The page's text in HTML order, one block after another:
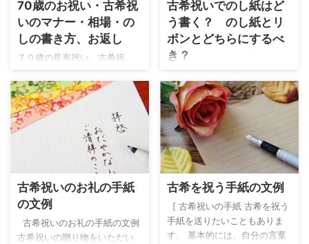
えられていた料理屋さんに行
ったら、家族や友人・知人が
古希パーティーのために大勢
まる人数が多く、遠方に住ん
でいて普段は会えない家族や
知人が参加できるとサプライ
ズ度は高くなります。 フォト
ブック 古希を迎える方の思 ...
す。 古希祝いのケーキ選びの
参考にして下さい。 古希祝い
に人気のケーキ 古希祝いに人
気のケーキは何でしょうか。
古希祝いのケーキ 古希にちな
んだケーキ5選 似顔絵ケーキ
似顔絵がケーキに描かれた似
顔絵ケーキ。 そっくりの似顔
絵に、当人も家族も思わず笑
顔に。 古 ...
70歳のお祝い・古希祝
いのマナー・相場・の
しの書き方、お返し
７０歳の長寿祝い、古希祝
い。 家族の古希祝いを行う
時、古希祝いの会に招かれた
時、知人に古希祝いを贈りた
い時など、お祝いの時期やお
祝い額の相場などいろいろと
疑問がわくでしょう。 ここで
は、古希を祝う時期、お祝い
額の相場、のしの書き方、お
返しの相場など、古希祝いの
マナーや相場について紹介し
ます。 古希祝いの相場・マナ
ー 古希をいつ祝うか 古希のお
古希祝いでのし紙はど
う書く？ のし紙とリ
ボンとどちらにするべ
き？
時、のし紙を掛けて正式なス
タイルでで贈ることもありま
す。 ここでは、古希祝いの表
書き、水引の種類、贈り主が
複数人の名入れなど、古希祝
いで使うのし紙の書き方につ
いて紹介します。 「のし」と
「のし紙」 のし紙 掛け紙 現
在、｢のし」と言うと、のし紙
のことを示して使う人が多く
なっています。 しかし、正確
古希祝いのお礼の手紙
の文例
古希祝いのお礼の手紙の文例
古希祝いの贈り物をいただい
古希を祝う手紙の文例
[ 古希祝いの手紙 古希を祝う
手紙を送りたいこともありま
す。 基本的には、自分の言葉